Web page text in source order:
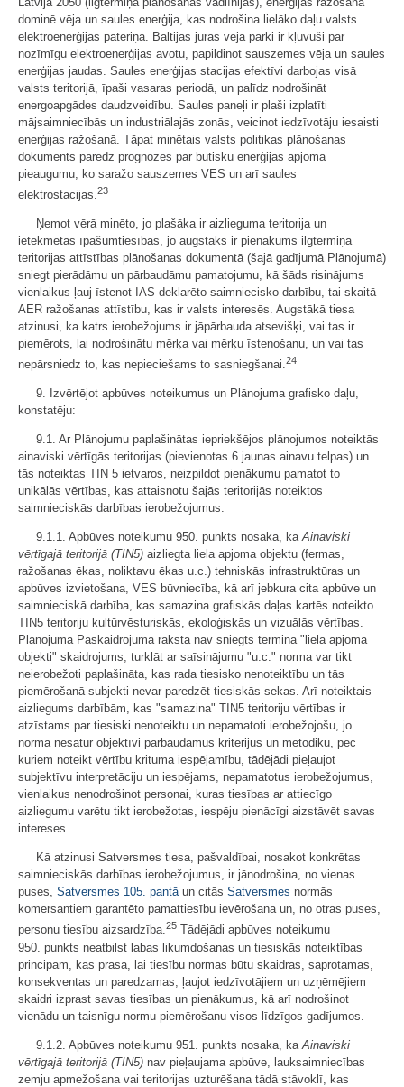
dominē vēja un saules enerģija, kas nodrošina lielāko daļu valsts
elektroenerģijas patēriņa. Baltijas jūrās vēja parki ir kļuvuši par
nozīmīgu elektroenerģijas avotu, papildinot sauszemes vēja un saules
enerģijas jaudas. Saules enerģijas stacijas efektīvi darbojas visā
valsts teritorijā, īpaši vasaras periodā, un palīdz nodrošināt
energoapgādes daudzveidību. Saules paneļi ir plaši izplatīti
mājsaimniecībās un industriālajās zonās, veicinot iedzīvotāju iesaisti
enerģijas ražošanā. Tāpat minētais valsts politikas plānošanas
dokuments paredz prognozes par būtisku enerģijas apjoma
pieaugumu, ko saražo sauszemes VES un arī saules
elektrostacijas. 23
Ņemot vērā minēto, jo plašāka ir aizlieguma teritorija un
ietekmētās īpašumtiesības, jo augstāks ir pienākums ilgtermiņa
teritorijas attīstības plānošanas dokumentā (šajā gadījumā Plānojumā)
sniegt pierādāmu un pārbaudāmu pamatojumu, kā šāds risinājums
vienlaikus ļauj īstenot IAS deklarēto saimniecisko darbību, tai skaitā
AER ražošanas attīstību, kas ir valsts interesēs. Augstākā tiesa
atzinusi, ka katrs ierobežojums ir jāpārbauda atsevišķi, vai tas ir
piemērots, lai nodrošinātu mērķa vai mērķu īstenošanu, un vai tas
nepārsniedz to, kas nepieciešams to sasniegšanai.24
9. Izvērtējot apbūves noteikumus un Plānojuma grafisko daļu,
konstatēju:
9.1. Ar Plānojumu paplašinātas iepriekšējos plānojumos noteiktās
ainaviski vērtīgās teritorijas (pievienotas 6 jaunas ainavu telpas) un
tās noteiktas TIN 5 ietvaros, neizpildot pienākumu pamatot to
unikālās vērtības, kas attaisnotu šajās teritorijās noteiktos
saimnieciskās darbības ierobežojumus.
9.1.1. Apbūves noteikumu 950. punkts nosaka, kaAinaviski
vērtīgajā teritorijā (TIN5) aizliegta liela apjoma objektu (fermas,
ražošanas ēkas, noliktavu ēkas u.c.) tehniskās infrastruktūras un
apbūves izvietošana, VES būvniecība, kā arī jebkura cita apbūve un
saimnieciskā darbība, kas samazina grafiskās daļas kartēs noteikto
TIN5 teritoriju kultūrvēsturiskās, ekoloģiskās un vizuālās vērtības.
Plānojuma Paskaidrojuma rakstā nav sniegts termina "liela apjoma
objekti" skaidrojums, turklāt ar saīsinājumu "u.c." norma var tikt
neierobežoti paplašināta, kas rada tiesisko nenoteiktību un tās
piemērošanā subjekti nevar paredzēt tiesiskās sekas. Arī noteiktais
aizliegums darbībām, kas "samazina" TIN5 teritoriju vērtības ir
atzīstams par tiesiski nenoteiktu un nepamatoti ierobežojošu, jo
norma nesatur objektīvi pārbaudāmus kritērijus un metodiku, pēc
kuriem noteikt vērtību krituma iespējamību, tādējādi pieļaujot
subjektīvu interpretāciju un iespējams, nepamatotus ierobežojumus,
vienlaikus nenodrošinot personai, kuras tiesības ar attiecīgo
aizliegumu varētu tikt ierobežotas, iespēju pienācīgi aizstāvēt savas
intereses.
Kā atzinusi Satversmes tiesa, pašvaldībai, nosakot konkrētas
saimnieciskās darbības ierobežojumus, ir jānodrošina, no vienas
puses, Satversmes 105. pantāun citās Satversmes normās
komersantiem garantēto pamattiesību ievērošana un, no otras puses,
personu tiesību aizsardzība.25 Tādējādi apbūves noteikumu
950. punkts neatbilst labas likumdošanas un tiesiskās noteiktības
principam, kas prasa, lai tiesību normas būtu skaidras, saprotamas,
konsekventas un paredzamas, ļaujot iedzīvotājiem un uzņēmējiem
skaidri izprast savas tiesības un pienākumus, kā arī nodrošinot
vienādu un taisnīgu normu piemērošanu visos līdzīgos gadījumos.
9.1.2. Apbūves noteikumu 951. punkts nosaka, ka Ainaviski
vērtīgajā teritorijā (TIN5) nav pieļaujama apbūve, lauksaimniecības
zemju apmežošana vai teritorijas uzturēšana tādā stāvoklī, kas